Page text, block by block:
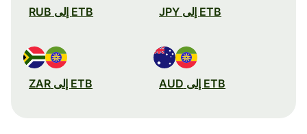
ETB إلى JPY ETB إلى RUB
ETB إلى AUD ETB إلى ZAR